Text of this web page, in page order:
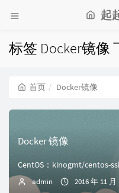
起
标签 Docker镜像
首页 Docker镜像
Docker 镜像
admin 2016 年 11 月